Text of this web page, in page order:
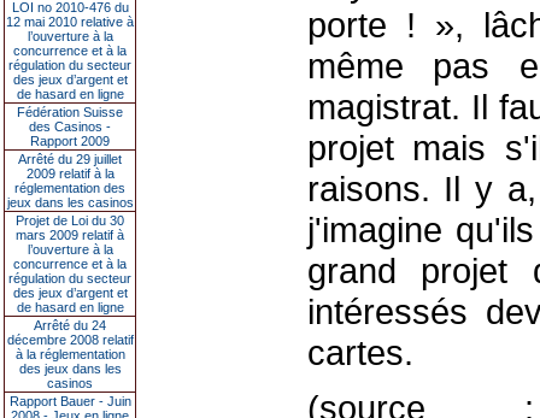
LOI no 2010-476 du
12 mai 2010 relative à
l’ouverture à la
concurrence et à la
régulation du secteur
des jeux d’argent et
de hasard en ligne
Fédération Suisse
des Casinos -
Rapport 2009
Arrêté du 29 juillet
2009 relatif à la
réglementation des
jeux dans les casinos
Projet de Loi du 30
mars 2009 relatif à
l’ouverture à la
concurrence et à la
régulation du secteur
des jeux d’argent et
de hasard en ligne
Arrêté du 24
décembre 2008 relatif
à la réglementation
des jeux dans les
casinos
Rapport Bauer - Juin
porte ! »,
même pas
magistrat. Il
projet mais
raisons. Il y
j'imagine
grand projet
intéressés
cartes.
(source :